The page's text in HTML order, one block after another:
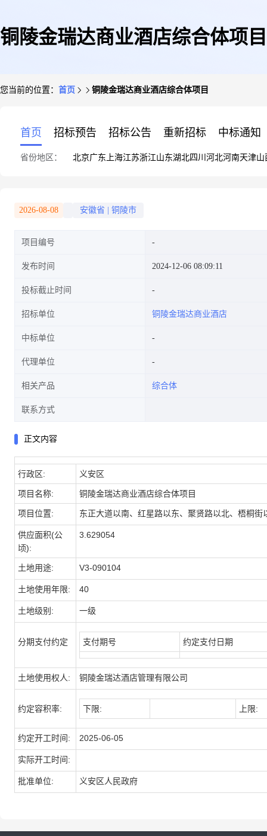
铜陵金瑞达商业酒店综合体项目
您当前的位置： 首页 铜陵金瑞达商业酒店综合体项目
首页 招标预告 招标公告 重新招标 中标通知
省份地区： 北京广东 上海江苏浙江山东湖北四川 河北河南天津山
2026-08-08 安徽省 铜陵市
项目编号
发布时间 2024-12-06 08:09:11
投标截止时间
招标单位 铜陵金瑞达商业酒店
中标单位
代理单位
相关产品 综合体
联系方式
正文内容
行政区: 义安区
项目名称: 铜陵金瑞达商业酒店综合体项目
项目位置: 东正大道以南、红星路以东、聚贤路以北、梧桐街
供应面积(公
顷):
3.629054
土地用途: V3-090104
土地使用年限: 40
土地级别: 一级
分期支付约定 支付期号 约定支付日期
土地使用权人: 铜陵金瑞达酒店管理有限公司
约定容积率: 下限: 上限:
约定开工时间: 2025-06-05
实际开工时间:
批准单位: 义安区人民政府